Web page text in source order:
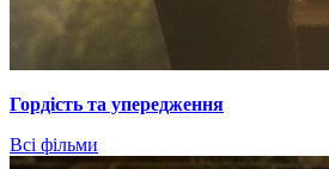
Гордiсть та упередження
Всі фільми